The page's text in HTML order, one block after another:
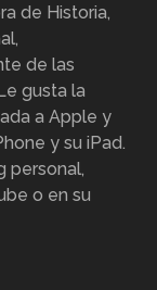
de Historia,
de las
gusta la
a Apple y
y su iPad.
personal,
o en su